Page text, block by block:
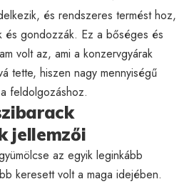
és rendszeres termést hoz,
és gondozzák. Ez a bőséges és
volt az, ami a konzervgyárak
tette, hiszen nagy mennyiségű
feldolgozáshoz.
jellemzői
az egyik leginkább
keresett volt a maga idejében.